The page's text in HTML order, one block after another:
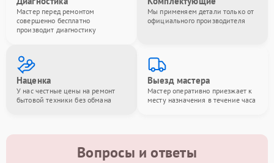
Мастер перед ремонтом
совершенно бесплатно
производит диагностику
Мы применяем детали только от
официального производителя
Наценка
У нас честные цены на ремонт
бытовой техники без обмана
Выезд мастера
Мастер оперативно приезжает к
месту назначения в течение часа
Вопросы и ответы